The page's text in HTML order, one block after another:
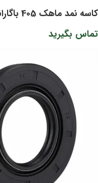
کاسه نمد ماهک 405 باگارانتی
تماس بگیرید